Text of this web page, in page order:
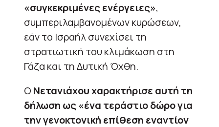
«συγκεκριμένες ενέργειες»,
συμπεριλαμβανομένων κυρώσεων,
εάν το Ισραήλ συνεχίσει τη
στρατιωτική του κλιμάκωση στη
Γάζα και τη Δυτική Όχθη.
Ο Νετανιάχου χαρακτήρισε αυτή τη
δήλωση ως «ένα τεράστιο δώρο για
την γενοκτονική επίθεση εναντίον